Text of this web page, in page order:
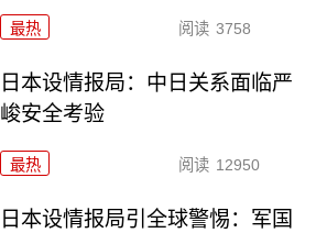
最热 阅读 3758
日本设情报局：中日关系面临严
峻安全考验
最热 阅读 12950
日本设情报局引全球警惕：军国